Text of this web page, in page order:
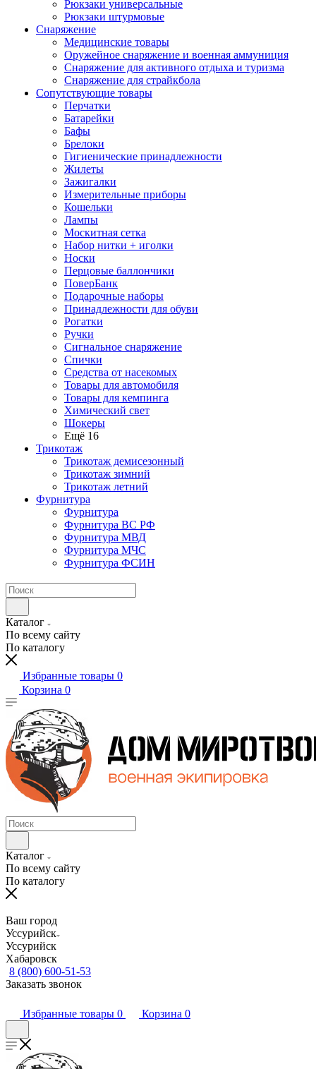
Рюкзаки универсальные
Рюкзаки штурмовые
Снаряжение
Медицинские товары
Оружейное снаряжение и военная аммуниция
Снаряжение для активного отдыха и туризма
Снаряжение для страйкбола
Сопутствующие товары
Перчатки
Батарейки
Бафы
Брелоки
Гигиенические принадлежности
Жилеты
Зажигалки
Измерительные приборы
Кошельки
Лампы
Москитная сетка
Набор нитки + иголки
Носки
Перцовые баллончики
ПоверБанк
Подарочные наборы
Принадлежности для обуви
Рогатки
Ручки
Сигнальное снаряжение
Спички
Средства от насекомых
Товары для автомобиля
Товары для кемпинга
Химический свет
Шокеры
Ещё 16
Трикотаж
Трикотаж демисезонный
Трикотаж зимний
Трикотаж летний
Фурнитура
Фурнитура
Фурнитура ВС РФ
Фурнитура МВД
Фурнитура МЧС
Фурнитура ФСИН
Каталог
По всему сайту
По каталогу
Избранные товары 0
Корзина 0
Каталог
По всему сайту
По каталогу
Ваш город
Уссурийск
Уссурийск
Хабаровск
8 (800) 600-51-53
Заказать звонок
Избранные товары 0 Корзина 0